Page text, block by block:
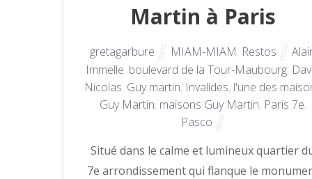
Martin à Paris
gretagarbure MIAM-MIAM, Restos
Immelle, boulevard de la Tour-Maubourg,
Nicolas, Guy martin, Invalides, l'une des
Guy Martin, maisons Guy Martin, Paris 7e,
Pasco
Situé dans le calme et lumineux quartier
7e arrondissement qui flanque le